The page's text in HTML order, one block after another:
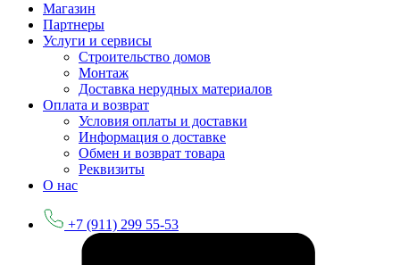
Магазин
Партнеры
Услуги и сервисы
Строительство домов
Монтаж
Доставка нерудных материалов
Оплата и возврат
Условия оплаты и доставки
Информация о доставке
Обмен и возврат товара
Реквизиты
О нас
+7 (911) 299 55-53